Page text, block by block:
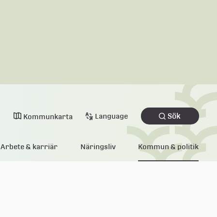
Kommunkarta Language Sök
Arbete & karriär Näringsliv Kommun & politik